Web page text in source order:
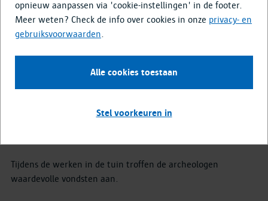
door hemzelf ontworpen renaissancepalazzo met prachtige
tuin en het nabijgelegen
onderzoekscentrum/referentiebibliotheek Rubenianum pal
Om Rubens' erfenis eer aan te doen, zijn de enige twee
authentieke elementen gerestaureerd: de
Tijdens de werken in de tuin troffen de archeologen
waardevolle vondsten aan.
opnieuw aanpassen via 'cookie-instellingen' in de footer.
Meer weten? Check de info over cookies in onze privacy- en
gebruiksvoorwaarden.
Alle cookies toestaan
Stel voorkeuren in